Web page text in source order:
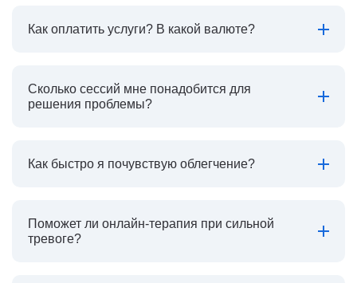
Как оплатить услуги? В какой валюте?
Сколько сессий мне понадобится для
решения проблемы?
Как быстро я почувствую облегчение?
Поможет ли онлайн-терапия при сильной
тревоге?